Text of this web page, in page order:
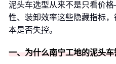
泥头车选型从来不是只看价
性、装卸效率这些隐藏指标
本是否失控。
一、为什么南宁工地的泥头车